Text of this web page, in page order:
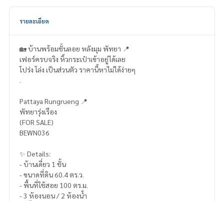
รายละเอียด
🏡 บ้านพร้อมชั้นลอย หลังมุม พัทยา 📍
เฟอร์ครบจริง หิ้วกระเป๋าเข้าอยู่ได้เลย
โปร่ง โล่ง เป็นส่วนตัว ราคานี้หาไม่ได้ง่ายๆ
.
Pattaya Rungrueng 📍
พัทยารุ่งเรือง
(FOR SALE)
BEWN036
✨ Details:
- บ้านเดี่ยว 1 ชั้น
- ขนาดที่ดิน 60.4 ตร.ว.
- พื้นที่ใช้สอย 100 ตร.ม.
- 3 ห้องนอน / 2 ห้องน้ำ